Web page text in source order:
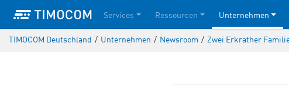
Services Ressourcen Unternehmen
TIMOCOM Deutschland / Unternehmen / Newsroom / Zwei Erkrather